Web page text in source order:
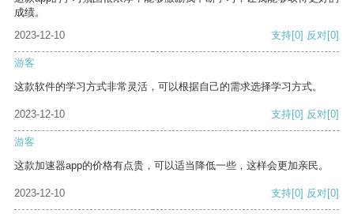
成绩。
2023-12-10
支持[0] 反对[0]
游客
这款软件的学习方式非常灵活，可以根据自己的需求选择学习方式。
2023-12-10 支持[0] 反对[0]
游客
这款加速器app的价格有点贵，可以适当降低一些，这样会更加亲民。
2023-12-10 支持[0] 反对[0]